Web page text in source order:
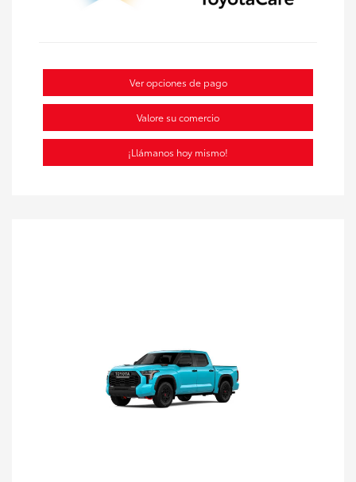
Ver opciones de pago
Valore su comercio
¡Llámanos hoy mismo!